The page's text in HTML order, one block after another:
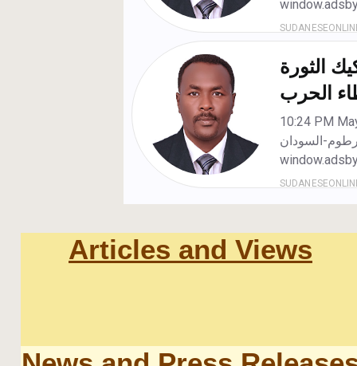
Articles and Views